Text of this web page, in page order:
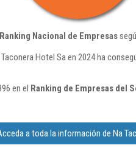
Ranking Nacional de Empresas
Hotel Sa en 2024 ha
en el Ranking de Empresas del
a toda la información de Na